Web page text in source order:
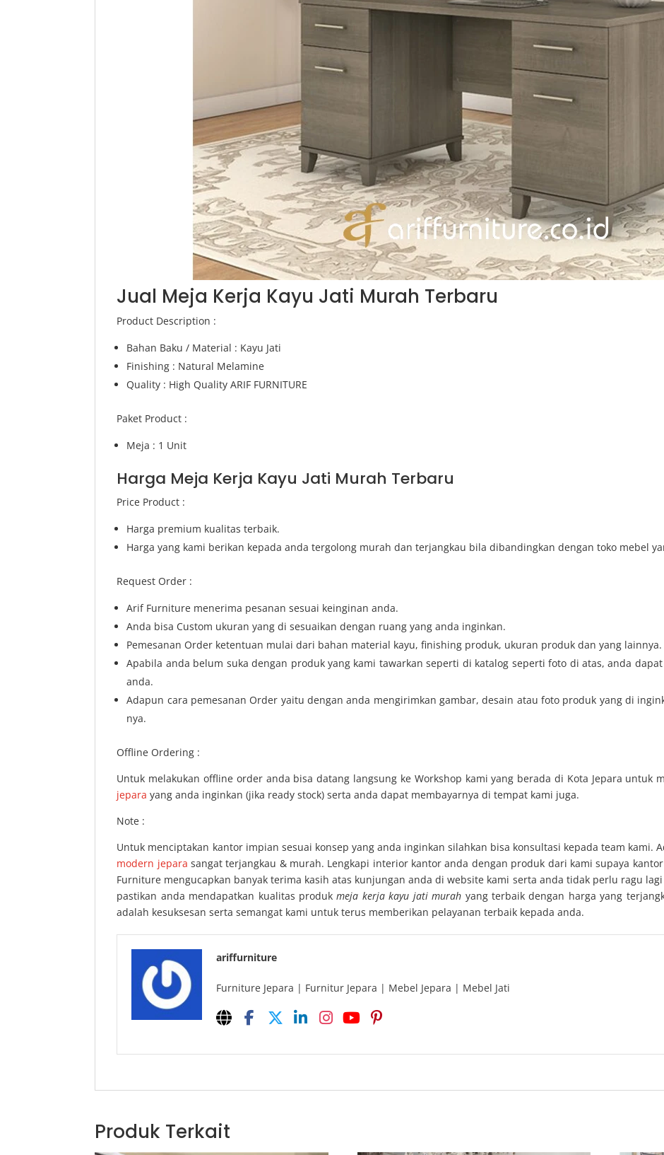
Jual Meja Kerja Kayu Jati Murah Terbaru
Product Description :
Bahan Baku / Material : Kayu Jati
Finishing : Natural Melamine
Quality : High Quality ARIF FURNITURE
Paket Product :
Meja : 1 Unit
Harga Meja Kerja Kayu Jati Murah Terbaru
Price Product :
Harga premium kualitas terbaik.
Harga yang kami berikan kepada anda tergolong murah dan terjangkau bila dibandingkan dengan toko mebel
Request Order :
Arif Furniture menerima pesanan sesuai keinginan anda.
Anda bisa Custom ukuran yang di sesuaikan dengan ruang yang anda inginkan.
Pemesanan Order ketentuan mulai dari bahan material kayu, finishing produk, ukuran produk dan yang lainnya.
Apabila anda belum suka dengan produk yang kami tawarkan seperti di katalog seperti foto di atas, anda
anda.
Adapun cara pemesanan Order yaitu dengan anda mengirimkan gambar, desain atau foto produk yang di
nya.
Offline Ordering :
Untuk melakukan offline order anda bisa datang langsung ke Workshop kami yang berada di Kota Jepara untuk
jepara yang anda inginkan (jika ready stock) serta anda dapat membayarnya di tempat kami juga.
Note :
Untuk menciptakan kantor impian sesuai konsep yang anda inginkan silahkan bisa konsultasi kepada team kami.
modern jepara sangat terjangkau & murah. Lengkapi interior kantor anda dengan produk dari kami supaya
Furniture mengucapkan banyak terima kasih atas kunjungan anda di website kami serta anda tidak perlu ragu
pastikan anda mendapatkan kualitas produkmeja kerja kayu jati murah yang terbaik dengan harga yang
adalah kesuksesan serta semangat kami untuk terus memberikan pelayanan terbaik kepada anda.
ariffurniture
Furniture Jepara | Furnitur Jepara | Mebel Jepara | Mebel Jati
Produk Terkait